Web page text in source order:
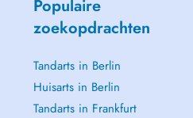
Populaire
zoekopdrachten
Tandarts in Berlin
Huisarts in Berlin
Tandarts in Frankfurt